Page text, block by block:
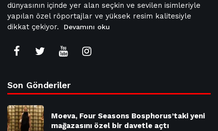
dünyasının içinde yer alan seçkin ve sevilen isimleriyle
yapılan özel röportajlar ve yüksek resim kalitesiyle
dikkat çekiyor.
Devamını oku
Son Gönderiler
Moeva, Four Seasons Bosphorus’taki yeni
mağazasını özel bir davetle açtı